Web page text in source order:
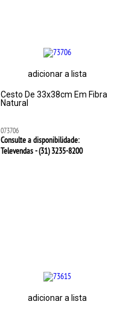
adicionar a lista
Cesto De 33x38cm Em Fibra
Natural
073706
Consulte a disponibilidade:
Televendas - (31)3235-8200
adicionar a lista